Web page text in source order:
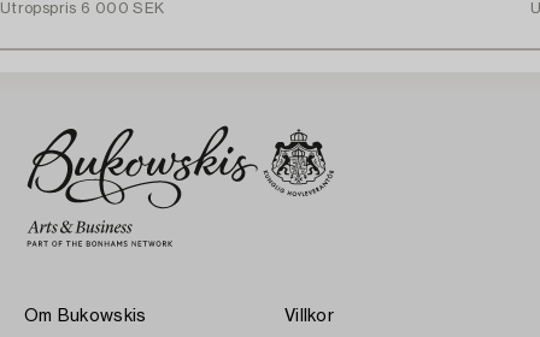
Utropspris 6 000 SEK
Om Bukowskis Villkor